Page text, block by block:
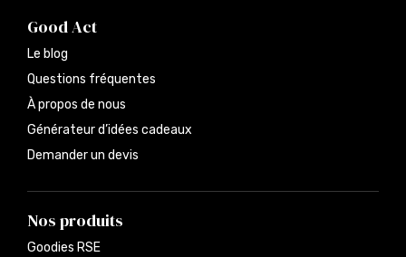
Good Act
Le blog
Questions fréquentes
À propos de nous
Générateur d’idées cadeaux
Demander un devis
Nos produits
Goodies RSE